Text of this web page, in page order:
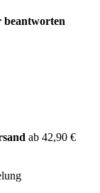
beantworten
ab 42,90 €